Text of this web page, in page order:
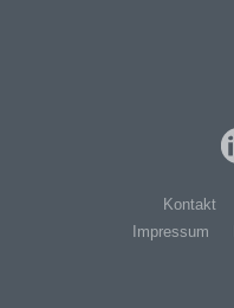
Kontakt
Impressum